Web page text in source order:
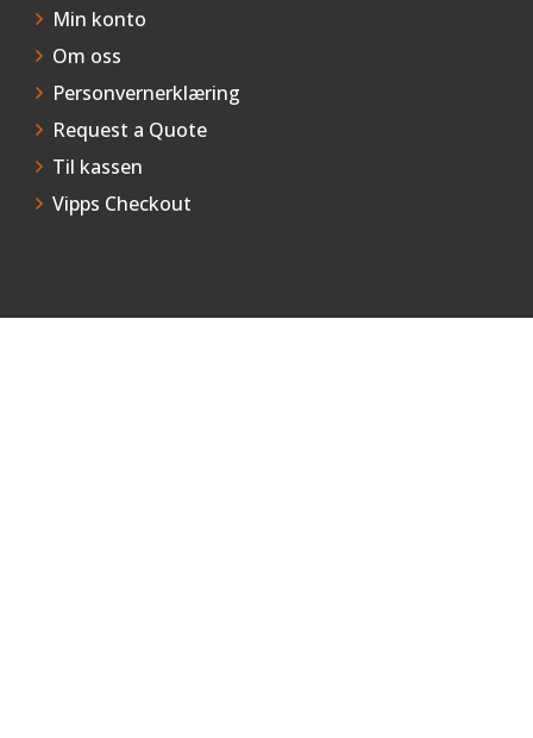
Min konto
Om oss
Personvernerklæring
Request a Quote
Til kassen
Vipps Checkout